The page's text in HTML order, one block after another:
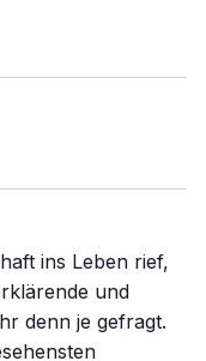
ins Leben rief,
und
denn je gefragt.